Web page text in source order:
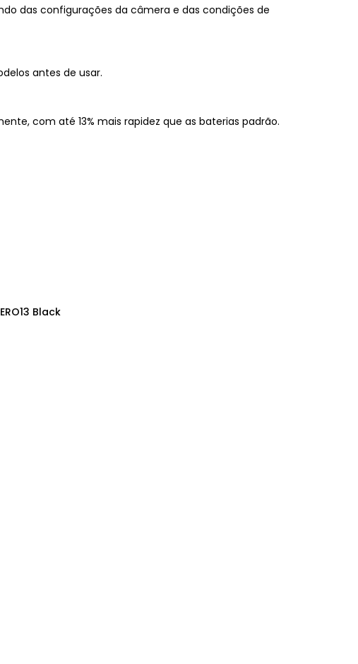
Black
das configurações da câmera e das condições de
antes de usar.
com até 13% mais rapidez que as baterias padrão.